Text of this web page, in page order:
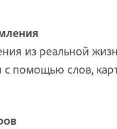
из реальной
помощью слов,